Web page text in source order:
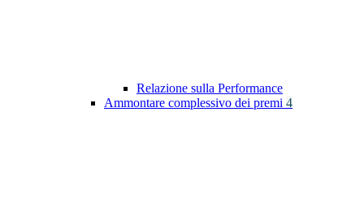
Relazione sulla Performance
Ammontare complessivo dei premi 4